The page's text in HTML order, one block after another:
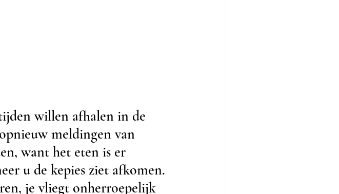
willen afhalen in de
meldingen van
want het eten is er
u de kepies ziet afkomen.
je vliegt onherroepelijk